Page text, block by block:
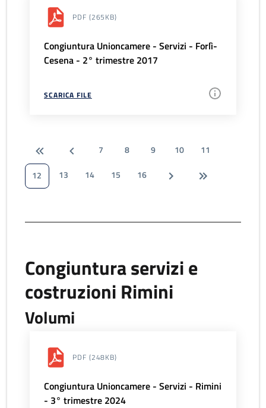
PDF (265KB)
Congiuntura Unioncamere - Servizi - Forlì-
Cesena - 2° trimestre 2017
SCARICA FILE
7 8 9 10
11
12
13 14 15 16
Congiuntura servizi e
costruzioni Rimini
Volumi
PDF (248KB)
Congiuntura Unioncamere - Servizi - Rimini
- 3° trimestre 2024